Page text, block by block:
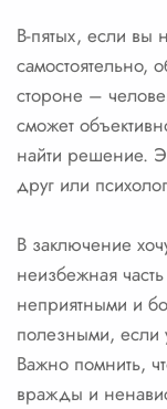
В-пятых, если вы
самостоятельно,
стороне –
сможет
найти решение.
друг или
В заключение
неизбежная
неприятными и
полезными, если
Важно помнить,
вражды и